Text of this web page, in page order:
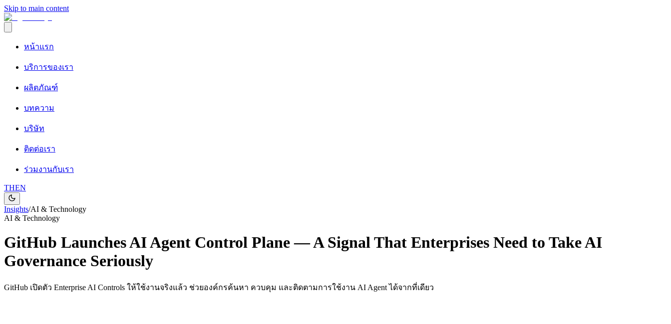
Skip to main content
หน้าแรก
บริการของเรา
ผลิตภัณฑ์
บทความ
บริษัท
ติดต่อเรา
ร่วมงานกับเรา
THEN
Insights/AI & Technology
AI & Technology
GitHub Launches AI Agent Control Plane — A Signal That Enterprises Need to Take AI
Governance Seriously
GitHub เปิดตัว Enterprise AI Controls ให้ใช้งานจริงแล้ว ช่วยองค์กรค้นหา ควบคุม และติดตามการใช้งาน AI Agent ได้จากที่เดียว